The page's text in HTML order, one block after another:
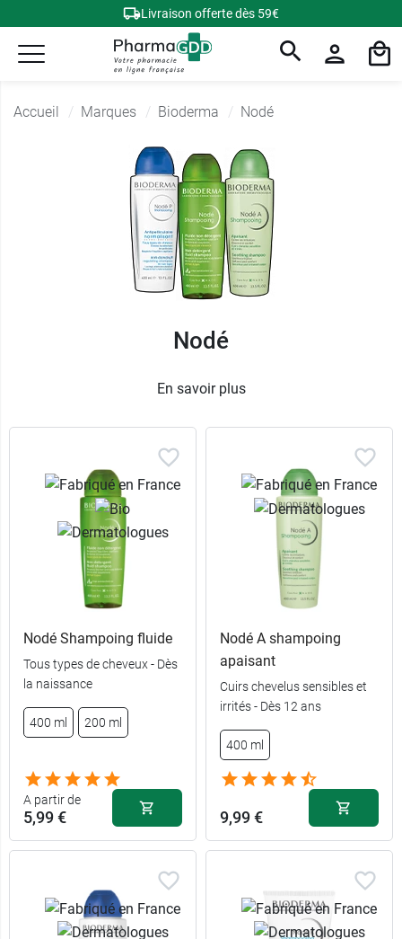
Livraison offerte dès 59€
Accueil Marques Bioderma Nodé
Nodé
En savoir plus
Nodé Shampoing fluide
Tous types de cheveux - Dès
la naissance
400 ml 200 ml
A partir de
5,99 €
Nodé A shampoing
apaisant
Cuirs chevelus sensibles et
irrités - Dès 12 ans
400 ml
9,99 €